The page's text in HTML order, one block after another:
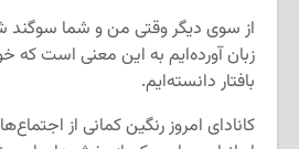
از سوی دیگر وقتی من و شما سوگند
زبان آورده‌ایم به این معنی است که
بافتار دانسته‌ایم.
کانادای امروز رنگین کمانی از